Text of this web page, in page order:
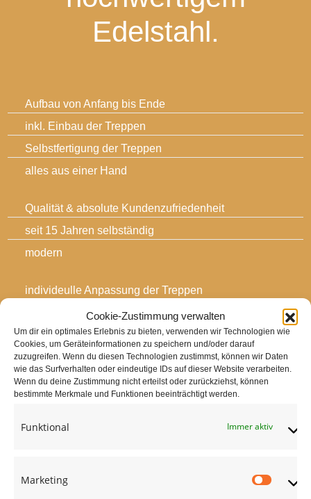
Cookie-Zustimmung verwalten
Um dir ein optimales Erlebnis zu bieten, verwenden wir Technologien wie
Cookies, um Geräteinformationen zu speichern und/oder darauf
zuzugreifen. Wenn du diesen Technologien zustimmst, können wir Daten
wie das Surfverhalten oder eindeutige IDs auf dieser Website verarbeiten.
Wenn du deine Zustimmung nicht erteilst oder zurückziehst, können
bestimmte Merkmale und Funktionen beeinträchtigt werden.
Funktional Immer aktiv
Marketing
Edelstahl.
Aufbau von Anfang bis Ende
inkl. Einbau der Treppen
Selbstfertigung der Treppen
alles aus einer Hand
Qualität & absolute Kundenzufriedenheit
seit 15 Jahren selbständig
modern
individeulle Anpassung der Treppen
gute Beratung & erstklassiger Service
Holztreppen mit
hochwertigem Edelstahl.